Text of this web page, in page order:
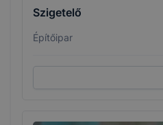
Szigetelő
Építőipar